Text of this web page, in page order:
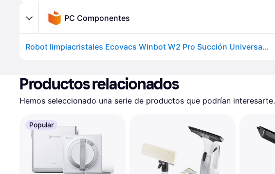
PC Componentes
Robot limpiacristales Ecovacs Winbot W2 Pro Succión Universal Blanco
Productos relacionados
Hemos seleccionado una serie de productos que podrían interesarte.
Popular